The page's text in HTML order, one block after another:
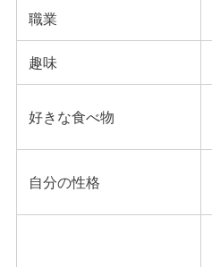
職業
趣味
好きな食べ物
自分の性格